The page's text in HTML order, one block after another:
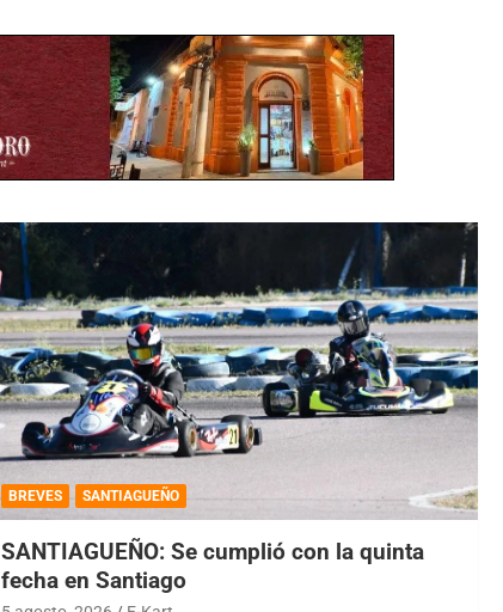
BREVES SANTIAGUEÑO
SANTIAGUEÑO: Se cumplió con la quinta
fecha en Santiago